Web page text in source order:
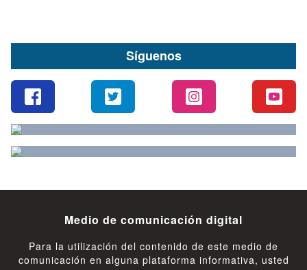
Síguenos
Medio de comunicación digital
Para la utilización del contenido de este medio de
comunicación en alguna plataforma informativa, usted